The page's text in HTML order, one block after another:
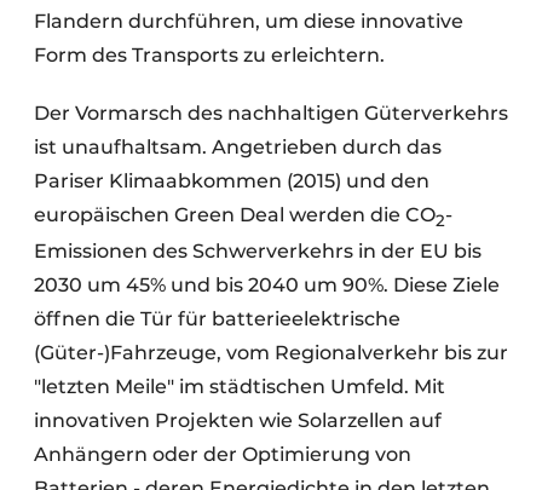
Flandern durchführen, um diese innovative
Form des Transports zu erleichtern.
Der Vormarsch des nachhaltigen Güterverkehrs
ist unaufhaltsam. Angetrieben durch das
Pariser Klimaabkommen (2015) und den
europäischen Green Deal werden die CO2-
Emissionen des Schwerverkehrs in der EU bis
2030 um 45% und bis 2040 um 90%. Diese Ziele
öffnen die Tür für batterieelektrische
(Güter-)Fahrzeuge, vom Regionalverkehr bis zur
"letzten Meile" im städtischen Umfeld. Mit
innovativen Projekten wie Solarzellen auf
Anhängern oder der Optimierung von